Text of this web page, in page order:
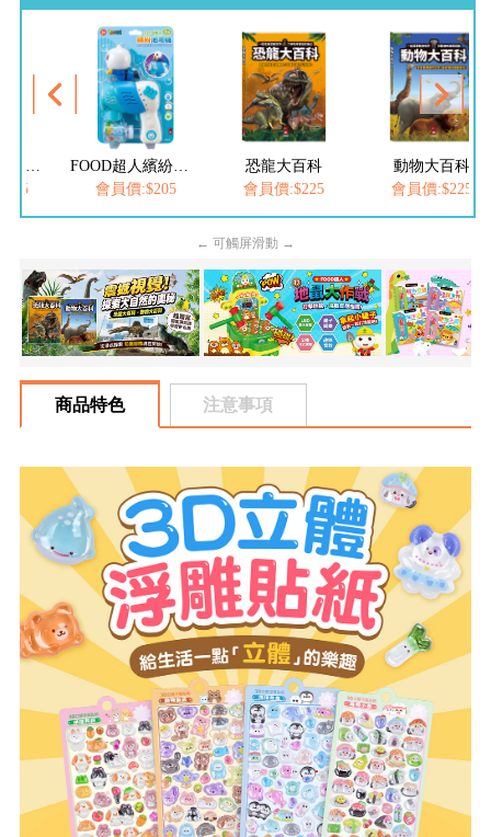
恐龍大百科
會員價:$225
動物大百科
會員價:$225
會員價:$252
← 可觸屏滑動 →
商品特色 注意事項